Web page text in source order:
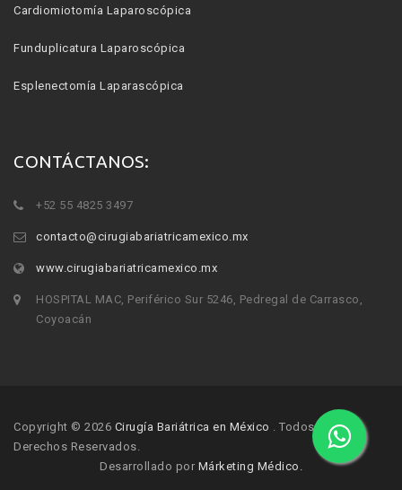
Cardiomiotomía Laparoscópica
Funduplicatura Laparoscópica
Esplenectomía Laparascópica
CONTÁCTANOS:
+52 55 4825 3497
contacto@cirugiabariatricamexico.mx
www.cirugiabariatricamexico.mx
HOSPITAL MAC, Periférico Sur 5246, Pedregal de Carrasco,
Coyoacán
Copyright © 2026 Cirugía Bariátrica en México . Todos los
Derechos Reservados.
Desarrollado por Márketing Médico.